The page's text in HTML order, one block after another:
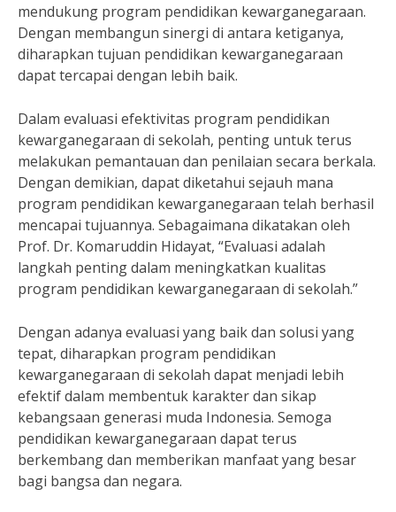
mendukung program pendidikan kewarganegaraan.
Dengan membangun sinergi di antara ketiganya,
diharapkan tujuan pendidikan kewarganegaraan
dapat tercapai dengan lebih baik.
Dalam evaluasi efektivitas program pendidikan
kewarganegaraan di sekolah, penting untuk terus
melakukan pemantauan dan penilaian secara berkala.
Dengan demikian, dapat diketahui sejauh mana
program pendidikan kewarganegaraan telah berhasil
mencapai tujuannya. Sebagaimana dikatakan oleh
Prof. Dr. Komaruddin Hidayat, “Evaluasi adalah
langkah penting dalam meningkatkan kualitas
program pendidikan kewarganegaraan di sekolah.”
Dengan adanya evaluasi yang baik dan solusi yang
tepat, diharapkan program pendidikan
kewarganegaraan di sekolah dapat menjadi lebih
efektif dalam membentuk karakter dan sikap
kebangsaan generasi muda Indonesia. Semoga
pendidikan kewarganegaraan dapat terus
berkembang dan memberikan manfaat yang besar
bagi bangsa dan negara.